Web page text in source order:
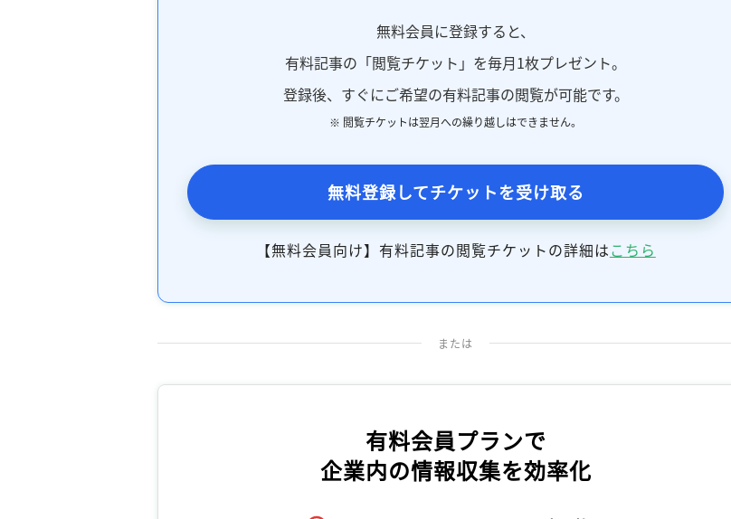
無料会員に登録すると、
有料記事の「閲覧チケット」を毎月1枚プレゼント。
登録後、すぐにご希望の有料記事の閲覧が可能です。
※ 閲覧チケットは翌月への繰り越しはできません。
無料登録してチケットを受け取る
【無料会員向け】有料記事の閲覧チケットの詳細はこちら
または
有料会員プランで
企業内の情報収集を効率化
記事をお気に入りに保存するには
ログイン